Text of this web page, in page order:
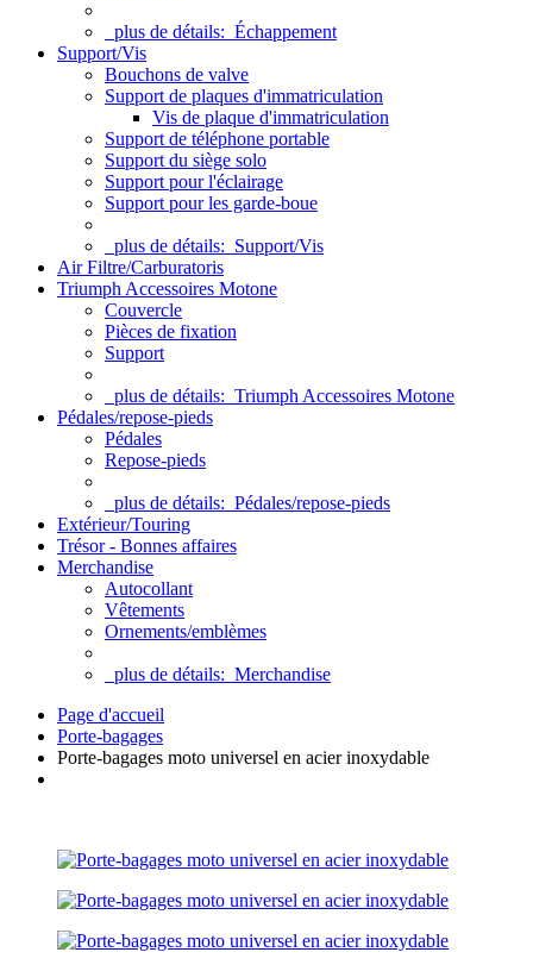
plus de détails: Échappement
Support/Vis
Bouchons de valve
Support de plaques d'immatriculation
Vis de plaque d'immatriculation
Support de téléphone portable
Support du siège solo
Support pour l'éclairage
Support pour les garde-boue
plus de détails: Support/Vis
Air Filtre/Carburatoris
Triumph Accessoires Motone
Couvercle
Pièces de fixation
Support
plus de détails: Triumph Accessoires Motone
Pédales/repose-pieds
Pédales
Repose-pieds
plus de détails: Pédales/repose-pieds
Extérieur/Touring
Trésor - Bonnes affaires
Merchandise
Autocollant
Vêtements
Ornements/emblèmes
plus de détails: Merchandise
Page d'accueil
Porte-bagages
Porte-bagages moto universel en acier inoxydable